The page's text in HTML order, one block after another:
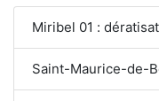
Miribel 01 :
Saint-Maurice-de-